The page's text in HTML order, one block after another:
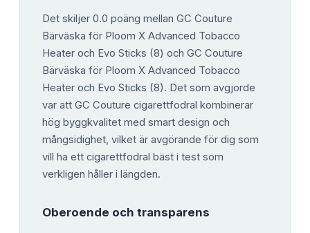
Det skiljer 0.0 poäng mellan GC Couture
Bärväska för Ploom X Advanced Tobacco
Heater och Evo Sticks (8) och GC Couture
Bärväska för Ploom X Advanced Tobacco
Heater och Evo Sticks (8). Det som avgjorde
var att GC Couture cigarettfodral kombinerar
hög byggkvalitet med smart design och
mångsidighet, vilket är avgörande för dig som
vill ha ett cigarettfodral bäst i test som
verkligen håller i längden.
Oberoende och transparens